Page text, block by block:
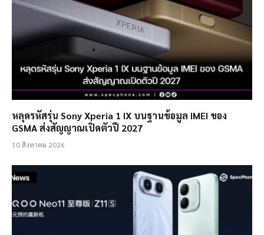
หลุดรหัสรุ่น Sony Xperia 1 IX บนฐานข้อมูล IMEI ของ
GSMA ส่งสัญญาณเปิดตัวปี 2027
10 สิงหาคม 2026